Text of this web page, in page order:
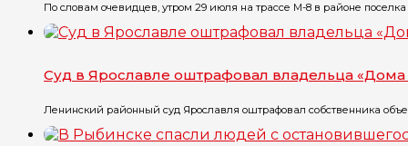
По словам очевидцев, утром 29 июля на трассе М-8 в районе поселка
Суд в Ярославле оштрафовал владельца «Дома
Ленинский районный суд Ярославля оштрафовал собственника